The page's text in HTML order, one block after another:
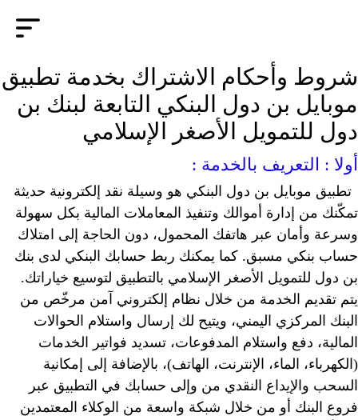
|
الرئيسية
الخدمات
المنتجات التمويلية
الحسابات
المركز الاعلامي
عن البنك
القوائم المالية
تواصل معنا
(+967) 8 000 644
E-mail : info@bank-bindowal.com
شروط وأحكام الاشتراك بخدمة تطبيق
موبايل بن دول البنكي التابعة لبنك بن
دول للتمويل الأصغر الإسلامي
أولا : التعريف بالخدمة :
تطبيق موبايل بن دول البنكي هو وسيلة نقد إلكترونية حديثة
تمكّنك من إدارة أموالك وتنفيذ المعاملات المالية بكل سهولة
وسرعة وأمان عبر هاتفك المحمول، دون الحاجة إلى امتلاك
حساب بنكي مسبق. كما يمكنك ربط حسابك البنكي لدى بنك
بن دول للتمويل الأصغر الإسلامي بالتطبيق لتوسيع خياراتك.
يتم تقديم الخدمة من خلال نظام إلكتروني آمن مرخّص من
البنك المركزي اليمني، ويتيح لك إرسال واستلام الحوالات
المالية، دفع واستلام المدفوعات، تسديد فواتير الخدمات
(الكهرباء، الماء، الإنترنت، الهاتف)، بالإضافة إلى إمكانية
السحب والإيداع النقدي من وإلى حسابك في التطبيق عبر
فروع البنك أو من خلال شبكة واسعة من الوكلاء المعتمدين